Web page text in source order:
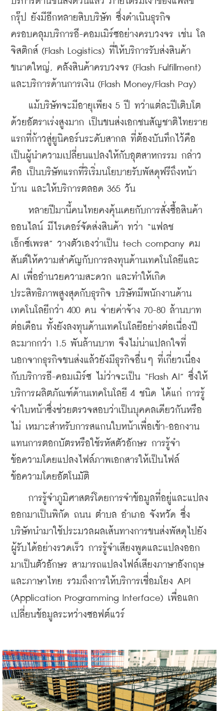
กรุ๊ป ยังมีอีกหลายสิบบริษัท ซึ่งดำเนินธุรกิจ
ครอบคลุมบริการอี-คอมเมิร์ซอย่างครบวงจร เช่น โล
จิสติกส์ (Flash Logistics) ที่ให้บริการรับส่งสินค้า
ขนาดใหญ่, คลังสินค้าครบวงจร (Flash Fulfillment)
แม้บริษัทจะมีอายุเพียง 5 ปี ทว่าแต่ละปีเติบโต
ด้วยอัตราเร่งสูงมาก เป็นขนส่งเอกชนสัญชาติไทยราย
แรกที่ก้าวสู่ยูนิคอร์นระดับสากล ที่ต้องบันทึกไว้คือ
เป็นผู้นำความเปลี่ยนแปลงให้กับอุตสาหกรรม กล่าว
คือ เป็นบริษัทแรกที่ริเริ่มนโยบายรับพัสดุฟรีถึงหน้า
บ้าน และให้บริการตลอด 365 วัน
หลายปีมานี้คนไทยคงคุ้นเคยกับการสั่งซื้อสินค้า
ออนไลน์ มีไรเดอร์จัดส่งสินค้า ทว่า “แฟลช
เอ็กซ์เพรส” วางตัวเองว่าเป็น tech company คม
สันต์ให้ความสำคัญกับการลงทุนด้านเทคโนโลยีและ
AI เพื่ออำนวยความสะดวก และทำให้เกิด
ประสิทธิภาพสูงสุดกับธุรกิจ บริษัทมีพนักงานด้าน
เทคโนโลยีกว่า 400 คน จ่ายค่าจ้าง 70-80 ล้านบาท
ต่อเดือน ทั้งยังลงทุนด้านเทคโนโลยีอย่างต่อเนื่องปี
ละมากกว่า 1.5 พันล้านบาท จึงไม่น่าแปลกใจที่
นอกจากธุรกิจขนส่งแล้วยังมีธุรกิจอื่นๆ ที่เกี่ยวเนื่อง
กับบริการอี-คอมเมิร์ซ ไม่ว่าจะเป็น “Flash AI” ซึ่งให้
บริการผลิตภัณฑ์ด้านเทคโนโลยี 4 ชนิด ได้แก่ การรู้
จำใบหน้าซึ่งช่วยตรวจสอบว่าเป็นบุคคลเดียวกันหรือ
ไม่ เหมาะสำหรับการสแกนใบหน้าเพื่อเข้า-ออกงาน
แทนการตอกบัตรหรือใช้รหัสตัวอักษร การรู้จำ
ข้อความโดยแปลงไฟล์ภาพเอกสารให้เป็นไฟล์
ข้อความโดยอัตโนมัติ
การรู้จำภูมิศาสตร์โดยการจำข้อมูลที่อยู่และแปลง
ออกมาเป็นพิกัด ถนน ตำบล อำเภอ จังหวัด ซึ่ง
บริษัทนำมาใช้ประมวลผลเส้นทางการขนส่งพัสดุไปยัง
ผู้รับได้อย่างรวดเร็ว การรู้จำเสียงพูดและแปลงออก
มาเป็นตัวอักษร สามารถแปลงไฟล์เสียงภาษาอังกฤษ
และภาษาไทย รวมถึงการให้บริการเชื่อมโยง API
(Application Programming Interface) เพื่อแลก
เปลี่ยนข้อมูลระหว่างซอฟต์แวร์